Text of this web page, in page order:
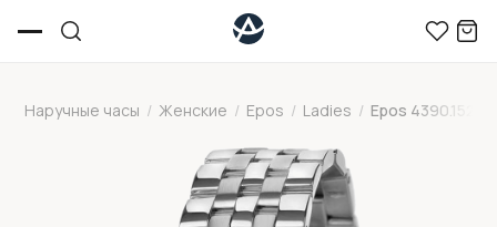
Наручные часы / Женские / Epos / Ladies / Epos